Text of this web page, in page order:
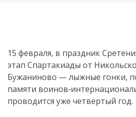
15 февраля, в праздник
этап Спартакиады от
Бужаниново — лыжные гонки,
памяти
проводится уже четвёртый год.